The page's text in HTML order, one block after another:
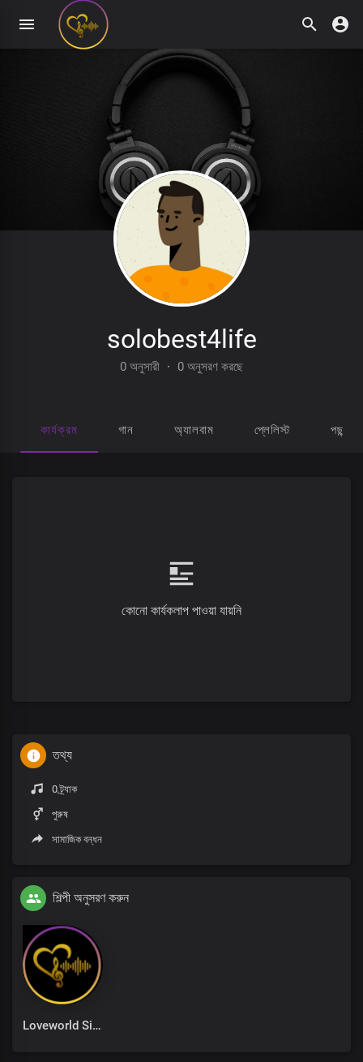
solobest4life
0 অনুসারী · 0 অনুসরণ করছে
কার্যক্রম গান অ্যালবাম প্লেলিস্ট পছন্দ
কোনো কার্যকলাপ পাওয়া যায়নি
তথ্য
0 ট্র্যাক
পুরুষ
সামাজিক বন্ধন
শিল্পী অনুসরণ করুন
Loveworld Singers